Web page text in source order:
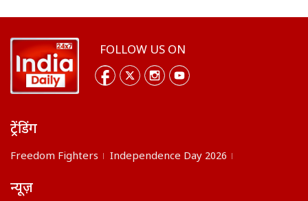
FOLLOW US ON
ट्रेंडिंग
Freedom Fighters Independence Day 2026
न्यूज़